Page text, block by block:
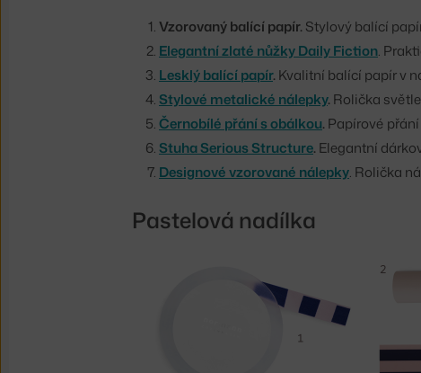
Vzorovaný balící papír. Stylový balící
Elegantní zlaté nůžky Daily Fiction.
Lesklý balící papír. Kvalitní balící papír v
Stylové metalické nálepky. Rolička
Černobílé přání s obálkou. Papírové
Stuha Serious Structure. Elegantní
Designové vzorované nálepky. Rolička
Pastelová nadílka